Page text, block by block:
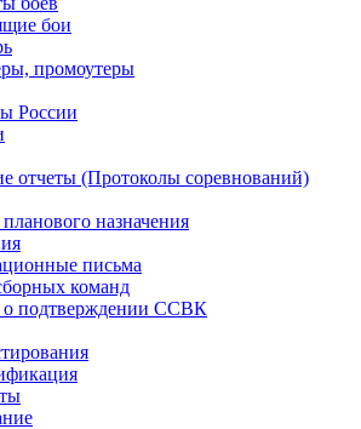
бои
промоутеры
России
отчеты (Протоколы соревнований)
назначения
письма
команд
подтверждении ССВК